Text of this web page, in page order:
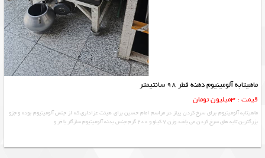
ماهیتابه آلومینیوم دهنه قطر 98 سانتیمتر
قیمت : 3میلیون تومان
ماهیتابه آلومینیوم برای سرخ کردن پیاز در مراسم امام حسین برای هیئت عزاداری که از جنس آلومینیوم بوده و جزو
بزرگترین تابه های سرخ کردن می باشد وزن 7 کیلو و 200 گرم جنس بدنه آلومینیوم سازگار با فر و